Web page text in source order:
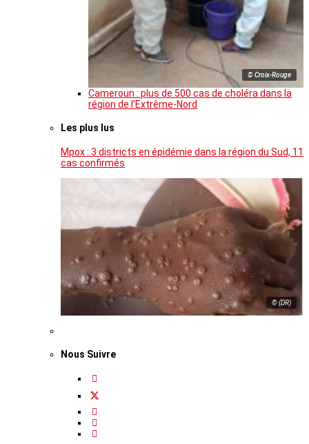
© Croix-Rouge
Cameroun : plus de 500 cas de choléra dans la
région de l’Extrême-Nord
Les plus lus
Mpox : 3 districts en épidémie dans la région du Sud, 11
cas confirmés
© (DR)
Nous Suivre